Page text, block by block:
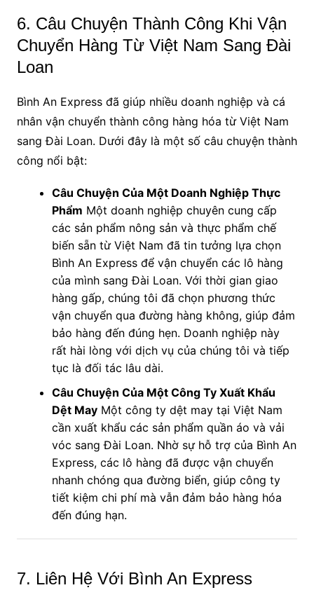
6. Câu Chuyện Thành Công Khi Vận
Chuyển Hàng Từ Việt Nam Sang Đài
Loan
Bình An Express đã giúp nhiều doanh nghiệp và cá
nhân vận chuyển thành công hàng hóa từ Việt Nam
sang Đài Loan. Dưới đây là một số câu chuyện thành
công nổi bật:
Câu Chuyện Của Một Doanh Nghiệp Thực
Phẩm Một doanh nghiệp chuyên cung cấp
các sản phẩm nông sản và thực phẩm chế
biến sẵn từ Việt Nam đã tin tưởng lựa chọn
Bình An Express để vận chuyển các lô hàng
của mình sang Đài Loan. Với thời gian giao
hàng gấp, chúng tôi đã chọn phương thức
vận chuyển qua đường hàng không, giúp đảm
bảo hàng đến đúng hẹn. Doanh nghiệp này
rất hài lòng với dịch vụ của chúng tôi và tiếp
tục là đối tác lâu dài.
Câu Chuyện Của Một Công Ty Xuất Khẩu
Dệt MayMột công ty dệt may tại Việt Nam
cần xuất khẩu các sản phẩm quần áo và vải
vóc sang Đài Loan. Nhờ sự hỗ trợ của Bình An
Express, các lô hàng đã được vận chuyển
nhanh chóng qua đường biển, giúp công ty
tiết kiệm chi phí mà vẫn đảm bảo hàng hóa
đến đúng hạn.
7. Liên Hệ Với Bình An Express